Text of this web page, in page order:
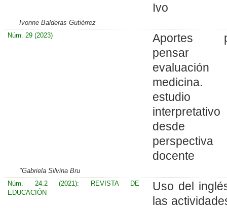
Ivo
Ivonne Balderas Gutiérrez
Núm. 29 (2023)
Aportes
pensar
medicina.
estudio
interpretativo
desde
perspectiva
docente
"Gabriela Silvina Bru
Núm. 24.2 (2021): REVISTA DE
EDUCACIÓN
Uso del
las